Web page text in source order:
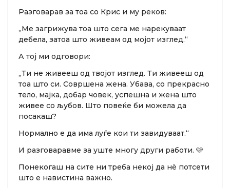
Разговарав за тоа со Крис и му реков:
„Ме загрижува тоа што сега ме нарекуваат
дебела, затоа што живеам од мојот изглед.“
А тој ми одговори:
„Ти не живееш од твојот изглед. Ти живееш од
тоа што си. Совршена жена. Убава, со прекрасно
тело, мајка, добар човек, успешна и жена што
живее со љубов. Што повеќе би можела да
посакаш?
Нормално е да има луѓе кои ти завидуваат.“
И разговаравме за уште многу други работи. 🩷
Понекогаш на сите ни треба некој да нè потсети
што е навистина важно.